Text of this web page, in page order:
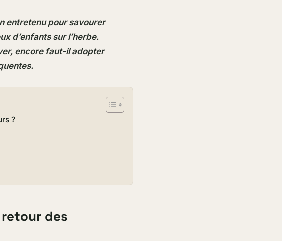
entretenu pour savourer
d’enfants sur l’herbe.
encore faut-il adopter
?
des